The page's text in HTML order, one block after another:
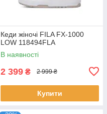
Кеди жіночі FILA FX-1000
LOW 118494FLA
В наявності
2 399 ₴ 2 999 ₴
Купити